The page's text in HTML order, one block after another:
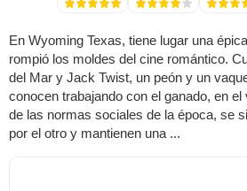
En Wyoming Texas, tiene lugar una
rompió los moldes del cine romántico.
del Mar y Jack Twist, un peón y un
conocen trabajando con el ganado, en el
de las normas sociales de la época, se
por el otro y mantienen una ...